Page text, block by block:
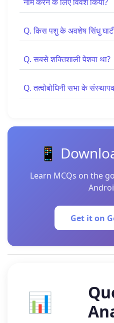
Q. किस पशु के अवशेष सिंधु घाटी
Q. सबसे शक्तिशाली पेशवा था?
Q. तत्वोबोधिनी सभा के
📱
Learn MCQs on the
Get it on
📊